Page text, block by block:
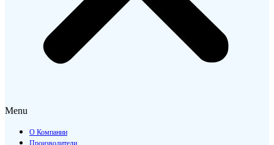
Menu
О Компании